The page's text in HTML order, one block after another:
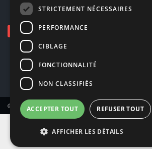
© Copyright 2026 Smartoys SA – Tous droits réservés.
STRICTEMENT NÉCESSAIRES
PERFORMANCE
CIBLAGE
FONCTIONNALITÉ
NON CLASSIFIÉS
ACCEPTER TOUT REFUSER TOUT
AFFICHER LES DÉTAILS